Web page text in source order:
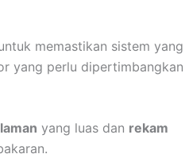
memastikan sistem yang
yang perlu dipertimbangkan
yang luas dan rekam